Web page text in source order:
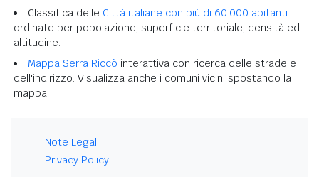
Classifica delle Città italiane con più di 60.000 abitanti
ordinate per popolazione, superficie territoriale, densità ed
altitudine.
Mappa Serra Riccò interattiva con ricerca delle strade e
dell'indirizzo. Visualizza anche i comuni vicini spostando la
mappa.
Note Legali
Privacy Policy